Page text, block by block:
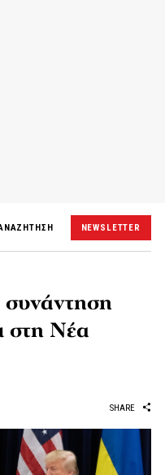
NEWSLETTER
στη Νέα
SHARE